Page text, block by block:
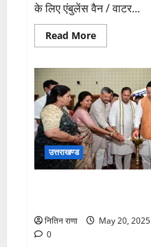
के लिए एंबुलेंस वैन / वाटर...
Read MoreRead
more
महिमा
अपरंपार,
दानी
को
पूजे
संसार:
संतोषानंद
देव
उत्तराखण्ड
नितिन राणा
May 20, 2025
0